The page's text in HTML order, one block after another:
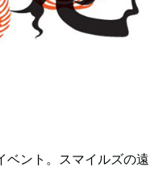
ベント。スマイルズの遠